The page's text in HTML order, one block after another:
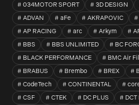
034MOTOR SPORT 3D DESIGN
ADVAN
aFe AKRAPOVIC
AP RACING
arc Arkym
BBS
BBS UNLIMITED BC
BLACK PERFORMANCE
BMC Air
BRABUS
Brembo BREX
CodeTech
CONTINENTAL
CSF
CTEK DC PLUS DCT